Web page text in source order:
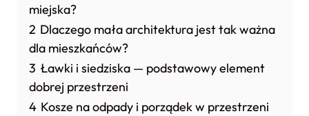
miejska?
2 Dlaczego mała architektura jest tak ważna
dla mieszkańców?
3 Ławki i siedziska — podstawowy element
dobrej przestrzeni
4 Kosze na odpady i porządek w przestrzeni